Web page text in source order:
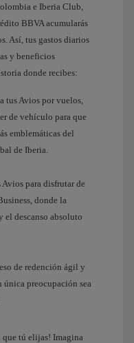
e Iberia Club,
BBVA acumularás
Así, tus gastos diarios
y beneficios
donde recibes:
tus Avios por vuelos,
de vehículo para que
emblemáticas del
de Iberia.
para disfrutar de
donde la
el descanso absoluto
de redención ágil y
única preocupación sea
que tú elijas! Imagina